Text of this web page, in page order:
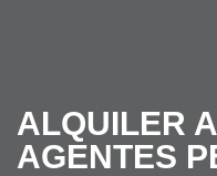
ALQUILER
AGENTES